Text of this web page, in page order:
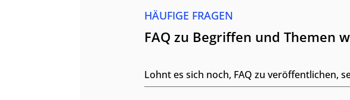
HÄUFIGE FRAGEN
FAQ zu Begriffen und Themen
Lohnt es sich noch, FAQ zu veröffentlichen,